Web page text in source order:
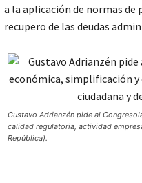
a la aplicación de normas
recupero de las deudas
Gustavo Adrianzén pide al
calidad regulatoria, actividad
República).